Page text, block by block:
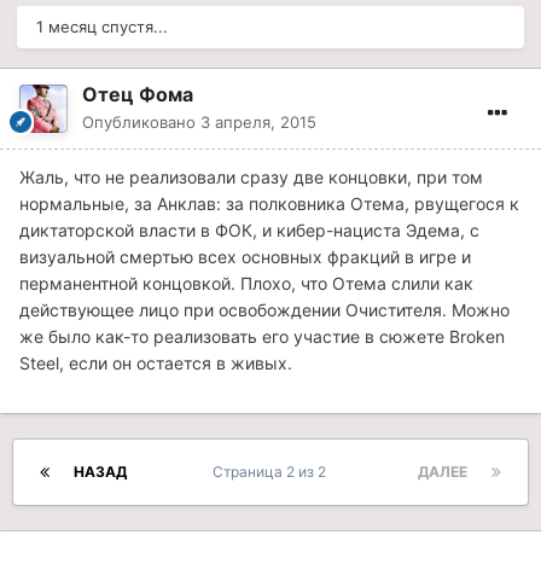
1 месяц спустя...
Отец Фома
Опубликовано 3 апреля, 2015
Жаль, что не реализовали сразу две концовки, при том
нормальные, за Анклав: за полковника Отема, рвущегося к
диктаторской власти в ФОК, и кибер-нациста Эдема, с
визуальной смертью всех основных фракций в игре и
перманентной концовкой. Плохо, что Отема слили как
действующее лицо при освобождении Очистителя. Можно
же было как-то реализовать его участие в сюжете Broken
Steel, если он остается в живых.
НАЗАД ДАЛЕЕ
Страница 2 из 2